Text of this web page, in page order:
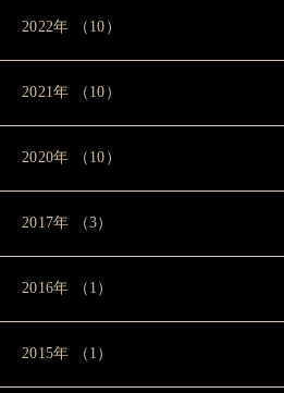
2022年 （10）
2021年 （10）
2020年 （10）
2017年 （3）
2016年 （1）
2015年 （1）